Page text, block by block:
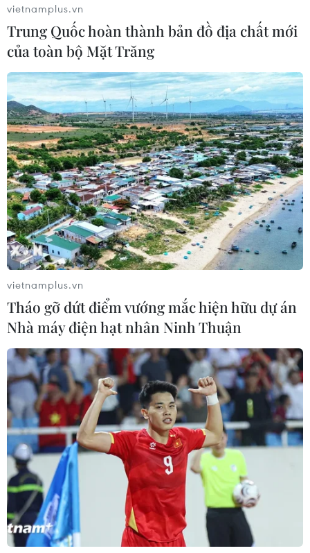
vietnamplus.vn
Trung Quốc hoàn thành bản đồ địa chất mới
của toàn bộ Mặt Trăng
vietnamplus.vn
Tháo gỡ dứt điểm vướng mắc hiện hữu dự án
Nhà máy điện hạt nhân Ninh Thuận